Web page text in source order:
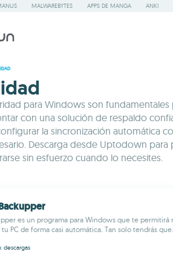
MALWAREBYTES APPS DE MANGA ANKI
para Windows son
con una solución de respaldo
la sincronización automática
Descarga desde Uptodown
sin esfuerzo cuando lo necesites.
es un programa para Windows que te permitirá
PC de forma casi automática. Tan solo tendrás
descargas